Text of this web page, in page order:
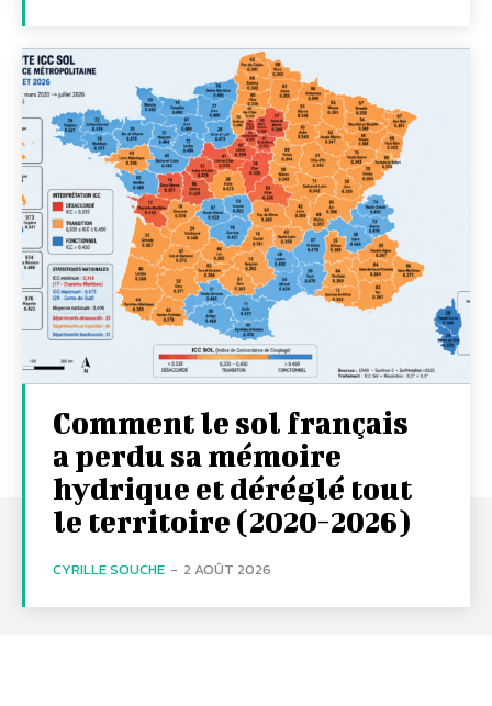
Comment le sol français
a perdu sa mémoire
hydrique et déréglé tout
le territoire (2020-2026)
CYRILLE SOUCHE - 2 AOÛT 2026